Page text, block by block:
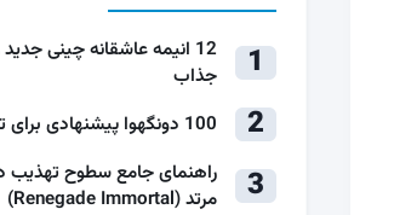
1
12 انیمه عاشقانه چینی
جذاب
2 100 دونگهوا پیشنهادی برای تماشا
3
راهنمای جامع سطوح تهذیب
مرتد (Renegade Immortal)